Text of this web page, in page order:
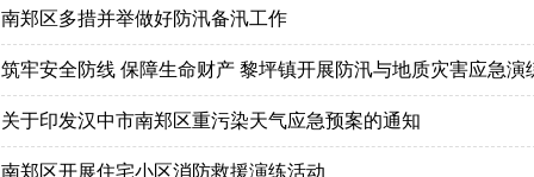
南郑区多措并举做好防汛备汛工作
筑牢安全防线 保障生命财产 黎坪镇开展防汛与地质灾害应急演
关于印发汉中市南郑区重污染天气应急预案的通知
南郑区开展住宅小区消防救援演练活动